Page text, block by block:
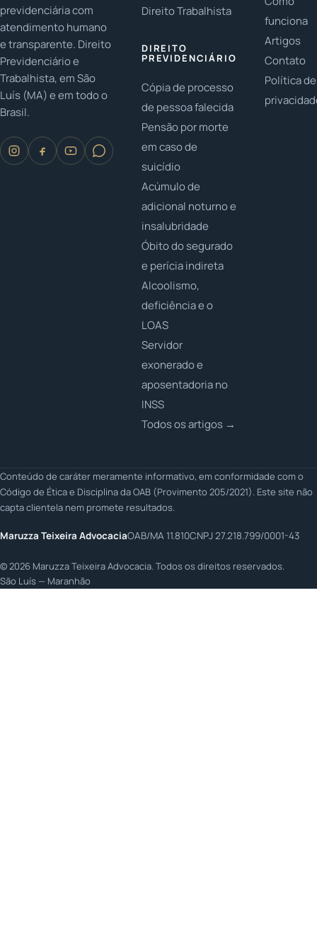
previdenciária com
atendimento humano
e transparente. Direito
Previdenciário e
Trabalhista, em São
Luís (MA) e em todo o
Brasil.
Direito Trabalhista
DIREITO
PREVIDENCIÁRIO
Cópia de processo
de pessoa falecida
Pensão por morte
em caso de
suicídio
Acúmulo de
adicional noturno e
insalubridade
Óbito do segurado
e perícia indireta
Alcoolismo,
deficiência e o
LOAS
Servidor
exonerado e
aposentadoria no
INSS
Todos os artigos →
funciona
Artigos
Contato
Política de
Conteúdo de caráter meramente informativo, em conformidade com o
Código de Ética e Disciplina da OAB (Provimento 205/2021). Este site não
capta clientela nem promete resultados.
Maruzza Teixeira AdvocaciaOAB/MA 11.810CNPJ 27.218.799/0001-43
©2026 Maruzza Teixeira Advocacia. Todos os direitos reservados.
São Luís — Maranhão